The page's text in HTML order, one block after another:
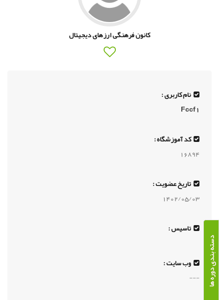
دسته بندی دوره ها
کانون فرهنگی ارزهای دیجیتال
نام کاربری :
Fccf1
کد آموزشگاه :
16894
تاریخ عضویت :
1402/05/03
تاسیس :
وب سایت :
---